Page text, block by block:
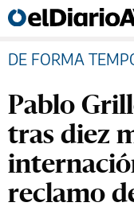
DE FORMA
Pablo
tras diez
reclamo